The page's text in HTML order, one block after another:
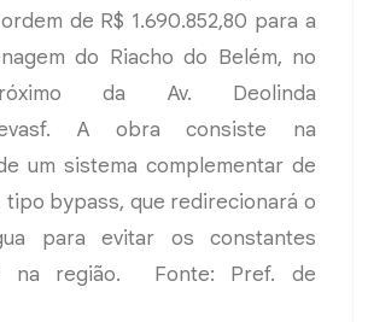
de R$ 1.690.852,80 para a
do Riacho do Belém, no
da Av. Deolinda
A obra consiste na
um sistema complementar de
tipo bypass, que redirecionará o
para evitar os constantes
na região. Fonte: Pref. de